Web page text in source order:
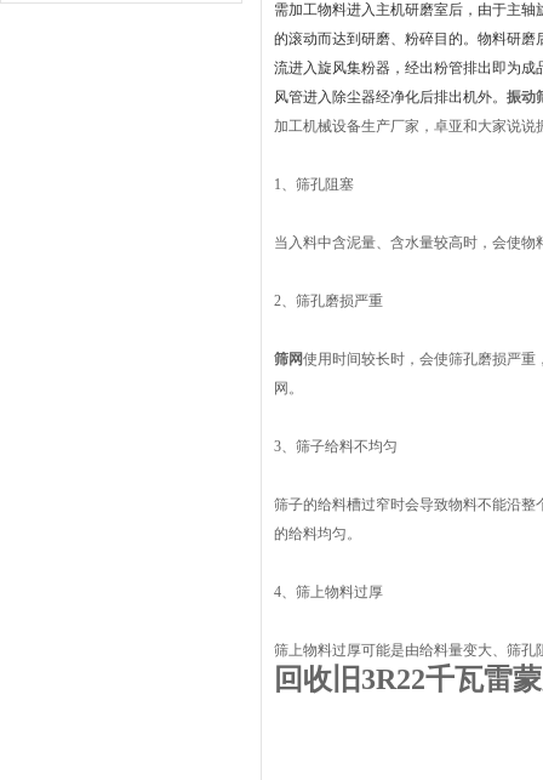
需加工物料进入主机研磨室后，由于主
的滚动而达到研磨、粉碎目的。物料研
流进入旋风集粉器，经出粉管排出即为
风管进入除尘器经净化后排出机外。 振动
加工机械设备生产厂家，卓亚和大家说
1、筛孔阻塞
当入料中含泥量、含水量较高时，会使
2、筛孔磨损严重
筛网使用时间较长时，会使筛孔磨损严
网。
3、筛子给料不均匀
筛子的给料槽过窄时会导致物料不能沿
的给料均匀。
4、筛上物料过厚
筛上物料过厚可能是由给料量变大、筛
回收旧3R22千瓦雷